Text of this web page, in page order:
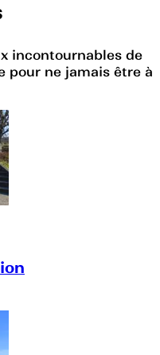
incontournables de
pour ne jamais être à